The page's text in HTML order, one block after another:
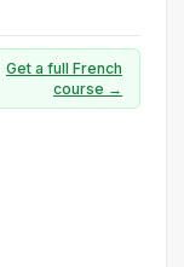
Get a full French
course →